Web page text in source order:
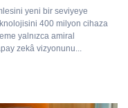
yeni bir seviyeye
400 milyon cihaza
yalnızca amiral
zekâ vizyonunu...